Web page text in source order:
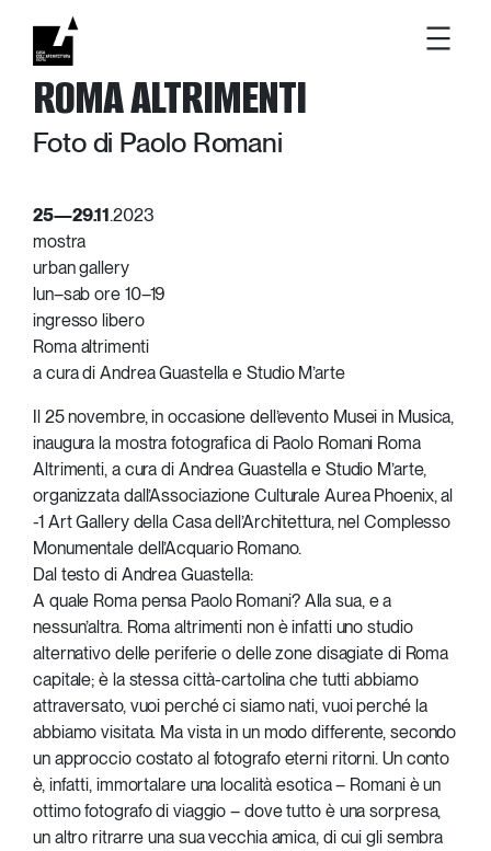
contenutoROMA ALTRIMENTI
Foto di Paolo Romani
25—29.11.2023
mostra
urban gallery
lun–sab ore 10–19
ingresso libero
Roma altrimenti
a cura di Andrea Guastella e Studio M’arte
Il 25 novembre, in occasione dell’evento Musei in Musica,
inaugura la mostra fotografica di Paolo Romani Roma
Altrimenti, a cura di Andrea Guastella e Studio M’arte,
organizzata dall’Associazione Culturale Aurea Phoenix, al
-1 Art Gallery della Casa dell’Architettura, nel Complesso
Monumentale dell’Acquario Romano.
Dal testo di Andrea Guastella:
A quale Roma pensa Paolo Romani? Alla sua, e a
nessun’altra. Roma altrimenti non è infatti uno studio
alternativo delle periferie o delle zone disagiate di Roma
capitale; è la stessa città-cartolina che tutti abbiamo
attraversato, vuoi perché ci siamo nati, vuoi perché la
abbiamo visitata. Ma vista in un modo differente, secondo
un approccio costato al fotografo eterni ritorni. Un conto
è, infatti, immortalare una località esotica – Romani è un
ottimo fotografo di viaggio – dove tutto è una sorpresa,
un altro ritrarre una sua vecchia amica, di cui gli sembra